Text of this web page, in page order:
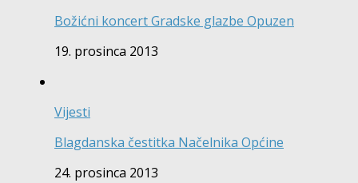
Božićni koncert Gradske glazbe Opuzen
19. prosinca 2013
Vijesti
Blagdanska čestitka Načelnika Općine
24. prosinca 2013